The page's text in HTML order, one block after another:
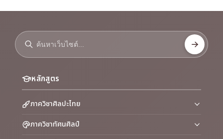
หลักสูตร
ภาควิชาศิลปะไทย
ภาควิชาทัศนศิลป์